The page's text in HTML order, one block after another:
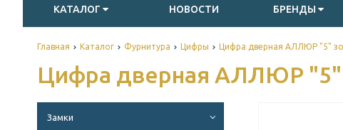
КАТАЛОГ НОВОСТИ БРЕНДЫ
Главная Каталог Фурнитура Цифры Цифра дверная АЛЛЮР "5"
Цифра дверная АЛЛЮР "5"
Замки